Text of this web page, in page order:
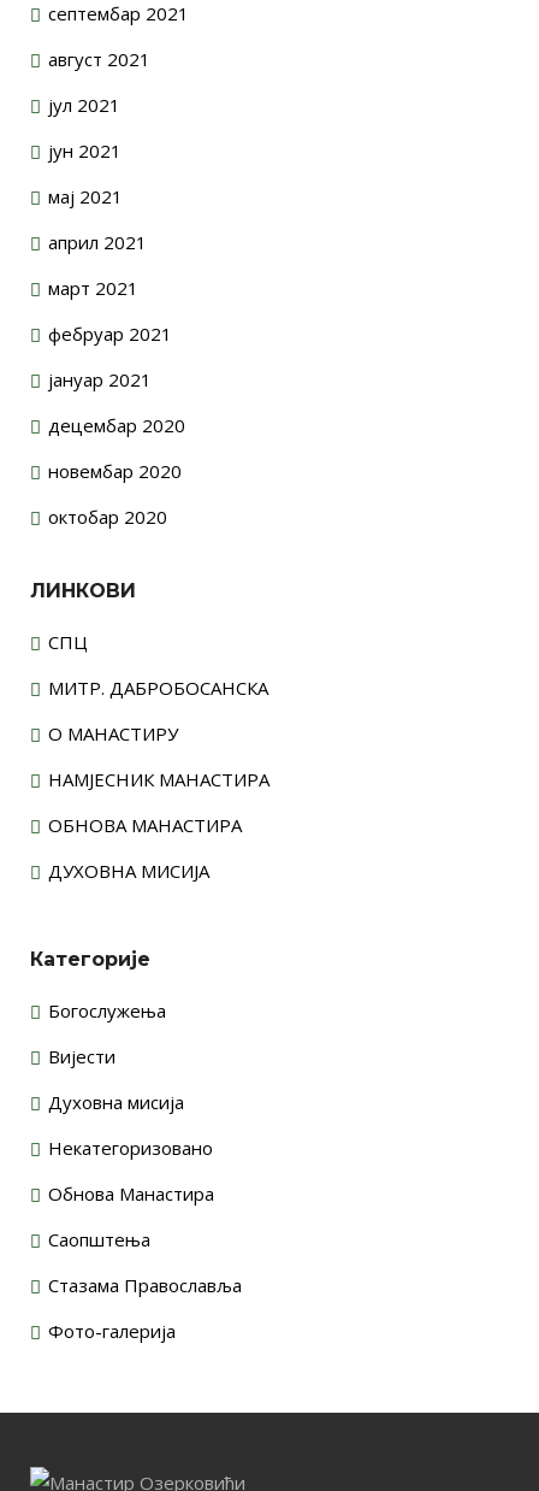
септембар 2021
август 2021
јул 2021
јун 2021
мај 2021
април 2021
март 2021
фебруар 2021
јануар 2021
децембар 2020
новембар 2020
октобар 2020
ЛИНКОВИ
СПЦ
МИТР. ДАБРОБОСАНСКА
О МАНАСТИРУ
НАМЈЕСНИК МАНАСТИРА
ОБНОВА МАНАСТИРА
ДУХОВНА МИСИЈА
Категорије
Богослужења
Вијести
Духовна мисија
Некатегоризовано
Обнова Манастира
Саопштења
Стазама Православља
Фото-галерија